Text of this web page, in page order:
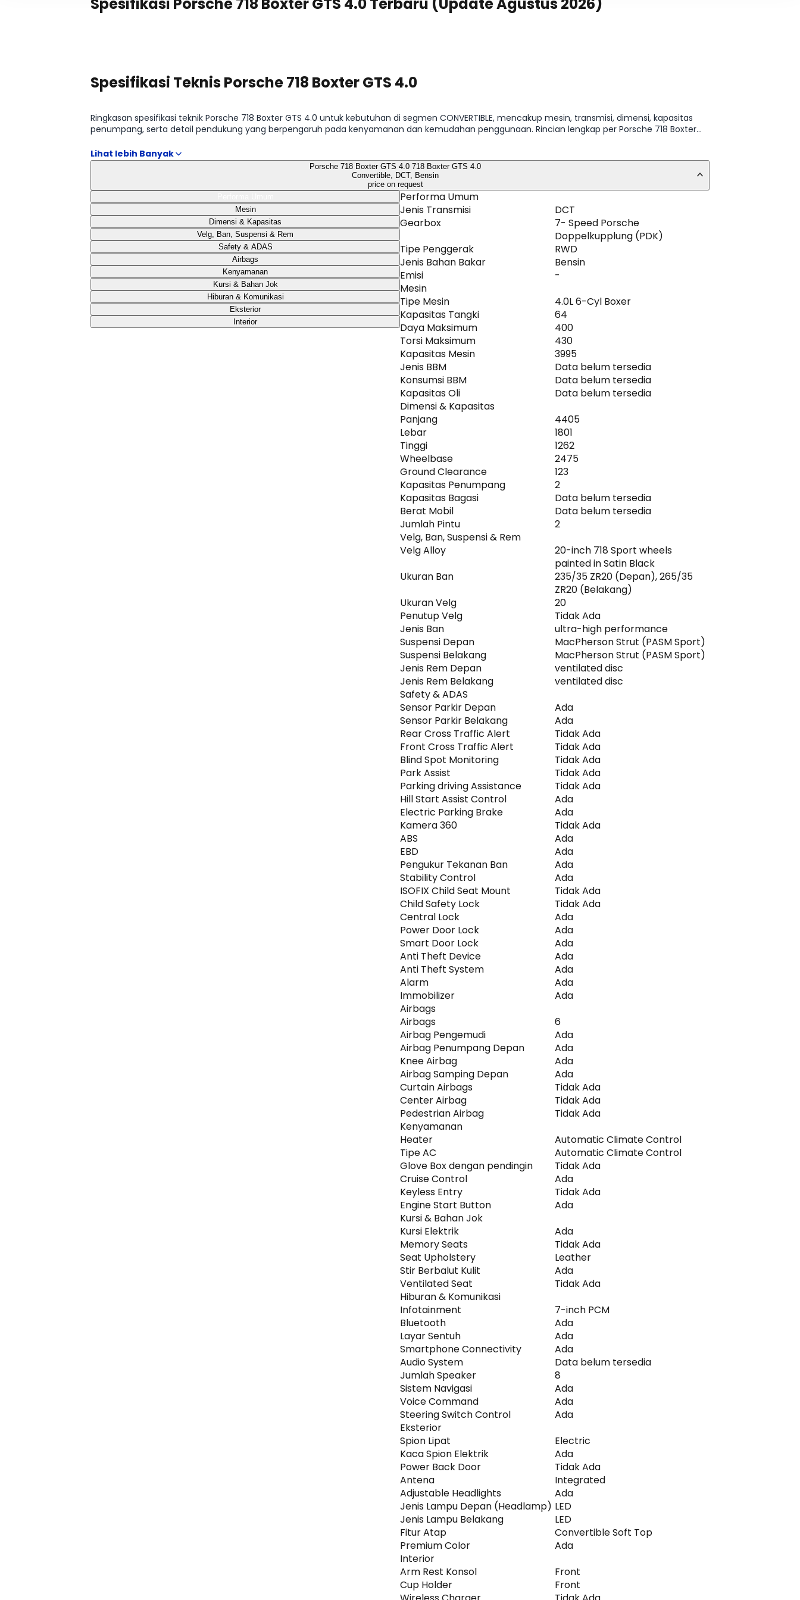
Spesifikasi Teknis Porsche 718 Boxter GTS 4.0
Ringkasan spesifikasi teknik Porsche 718 Boxter GTS 4.0 untuk kebutuhan di segmen CONVERTIBLE, mencakup mesin, transmisi, dimensi, kapasitas
penumpang, serta detail pendukung yang berpengaruh pada kenyamanan dan kemudahan penggunaan. Rincian lengkap per Porsche 718 Boxter
Porsche 718 Boxter GTS 4.0 718 Boxter GTS 4.0
Convertible, DCT, Bensin
price on request
Mesin
Dimensi & Kapasitas
Velg, Ban, Suspensi & Rem
Safety & ADAS
Airbags
Kenyamanan
Kursi & Bahan Jok
Hiburan & Komunikasi
Eksterior
Interior
Performa Umum
Jenis Transmisi
DCT
Gearbox
7- Speed Porsche
Doppelkupplung (PDK)
Tipe Penggerak
RWD
Jenis Bahan Bakar
Bensin
Emisi
-
Mesin
Tipe Mesin
4.0L 6-Cyl Boxer
Kapasitas Tangki
64
Daya Maksimum
400
Torsi Maksimum
430
Kapasitas Mesin
3995
Jenis BBM
Data belum tersedia
Konsumsi BBM
Data belum tersedia
Kapasitas Oli
Data belum tersedia
Dimensi & Kapasitas
Panjang
4405
Lebar
1801
Tinggi
1262
Wheelbase
2475
Ground Clearance
123
Kapasitas Penumpang
2
Kapasitas Bagasi
Data belum tersedia
Berat Mobil
Data belum tersedia
Jumlah Pintu
2
Velg, Ban, Suspensi & Rem
Velg Alloy
20-inch 718 Sport wheels
painted in Satin Black
Ukuran Ban
235/35 ZR20 (Depan), 265/35
ZR20 (Belakang)
Ukuran Velg
20
Penutup Velg
Tidak Ada
Jenis Ban
ultra-high performance
Suspensi Depan
MacPherson Strut (PASM Sport)
Suspensi Belakang
MacPherson Strut (PASM Sport)
Jenis Rem Depan
ventilated disc
Jenis Rem Belakang
ventilated disc
Safety & ADAS
Sensor Parkir Depan
Ada
Sensor Parkir Belakang
Ada
Rear Cross Traffic Alert
Tidak Ada
Front Cross Traffic Alert
Tidak Ada
Blind Spot Monitoring
Tidak Ada
Park Assist
Tidak Ada
Parking driving Assistance
Tidak Ada
Hill Start Assist Control
Ada
Electric Parking Brake
Ada
Kamera 360
Tidak Ada
ABS
Ada
EBD
Ada
Pengukur Tekanan Ban
Ada
Stability Control
Ada
ISOFIX Child Seat Mount
Tidak Ada
Child Safety Lock
Tidak Ada
Central Lock
Ada
Power Door Lock
Ada
Smart Door Lock
Ada
Anti Theft Device
Ada
Anti Theft System
Ada
Alarm
Ada
Immobilizer
Ada
Airbags
Airbags
6
Airbag Pengemudi
Ada
Airbag Penumpang Depan
Ada
Knee Airbag
Ada
Airbag Samping Depan
Ada
Curtain Airbags
Tidak Ada
Center Airbag
Tidak Ada
Pedestrian Airbag
Tidak Ada
Kenyamanan
Heater
Automatic Climate Control
Tipe AC
Automatic Climate Control
Glove Box dengan pendingin
Tidak Ada
Cruise Control
Ada
Keyless Entry
Tidak Ada
Engine Start Button
Ada
Kursi & Bahan Jok
Kursi Elektrik
Ada
Memory Seats
Tidak Ada
Seat Upholstery
Leather
Stir Berbalut Kulit
Ada
Ventilated Seat
Tidak Ada
Hiburan & Komunikasi
Infotainment
7-inch PCM
Bluetooth
Ada
Layar Sentuh
Ada
Smartphone Connectivity
Ada
Audio System
Data belum tersedia
Jumlah Speaker
8
Sistem Navigasi
Ada
Voice Command
Ada
Steering Switch Control
Ada
Eksterior
Spion Lipat
Electric
Kaca Spion Elektrik
Ada
Power Back Door
Tidak Ada
Antena
Integrated
Adjustable Headlights
Ada
Jenis Lampu Depan (Headlamp) LED
Jenis Lampu Belakang
LED
Fitur Atap
Convertible Soft Top
Premium Color
Ada
Interior
Arm Rest Konsol
Front
Cup Holder
Front